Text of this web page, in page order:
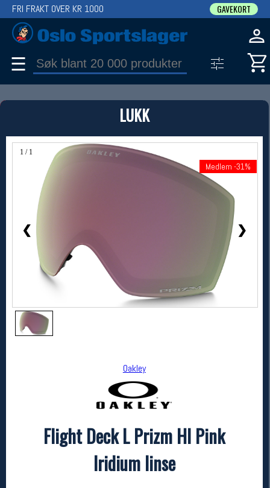
LUKK
1 / 1
❮ ❯
Medlem -31%
Oakley
Flight Deck L Prizm HI Pink
Iridium linse
FRI FRAKT OVER KR 1000 GAVEKORT
☰
PRODUKT
Produkter (1)
Bruk filter til å spisse søket
Medlem -31%
Oakley
Flight Deck L Prizm HI Pink Iridium linse
1440,- MEDLEM:990,-